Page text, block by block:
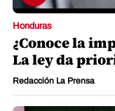
Honduras
¿Conoce la
La ley da
Redacción La Prensa